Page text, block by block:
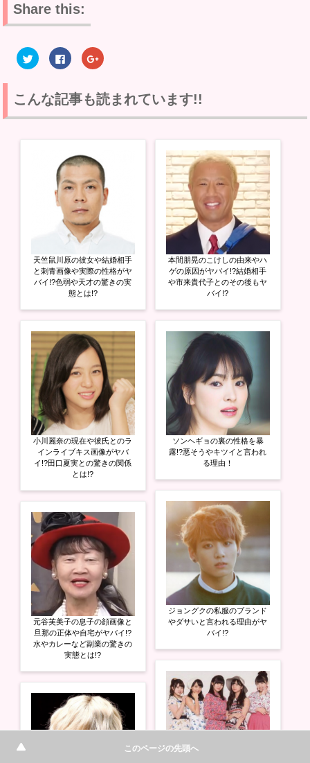
Share this:
ク
リ
て
T
w
i
ウ
で
開
き
ま
F
a
o
o
k
で
る
に
ク
リ
ッ
ク
し
て
く
だ
い
(
新
し
い
ウ
ン
ウ
で
き
ま
す
)
ク
リ
し
て
G
o
o
で
共
有
(
新
し
い
ウ
ィ
ウ
で
開
き
ま
こんな記事も読まれています!!
天竺鼠川原の彼女や結婚相手
と刺青画像や実際の性格がヤ
バイ!?色弱や天才の驚きの実
態とは!?
小川麗奈の現在や彼氏とのラ
インライブキス画像がヤバ
イ!?田口夏実との驚きの関係
とは!?
元谷芙美子の息子の顔画像と
旦那の正体や自宅がヤバイ!?
水やカレーなど副業の驚きの
実態とは!?
本間朋晃のこけしの由来やハ
ゲの原因がヤバイ!?結婚相手
や市来貴代子とのその後もヤ
バイ!?
ソンヘギョの裏の性格を暴
露!?悪そうやキツイと言われ
る理由！
ジョングクの私服のブランド
やダサいと言われる理由がヤ
バイ!?
このページの先頭へ